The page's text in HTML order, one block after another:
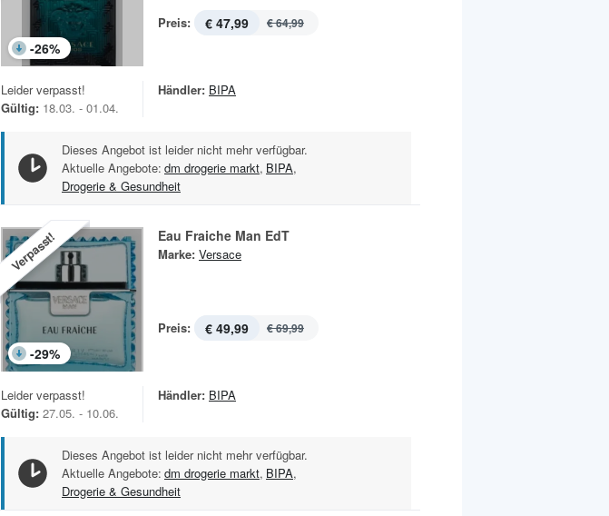
-26%
Preis: € 47,99 € 64,99
Leider verpasst!
Gültig: 18.03. - 01.04.
Händler: BIPA
Dieses Angebot ist leider nicht mehr verfügbar.
Aktuelle Angebote: dm drogerie markt, BIPA,
Drogerie & Gesundheit
Verpasst!
-29%
Eau Fraiche Man EdT
Marke: Versace
Preis: € 49,99 € 69,99
Leider verpasst!
Gültig: 27.05. - 10.06.
Händler: BIPA
Dieses Angebot ist leider nicht mehr verfügbar.
Aktuelle Angebote: dm drogerie markt, BIPA,
Drogerie & Gesundheit